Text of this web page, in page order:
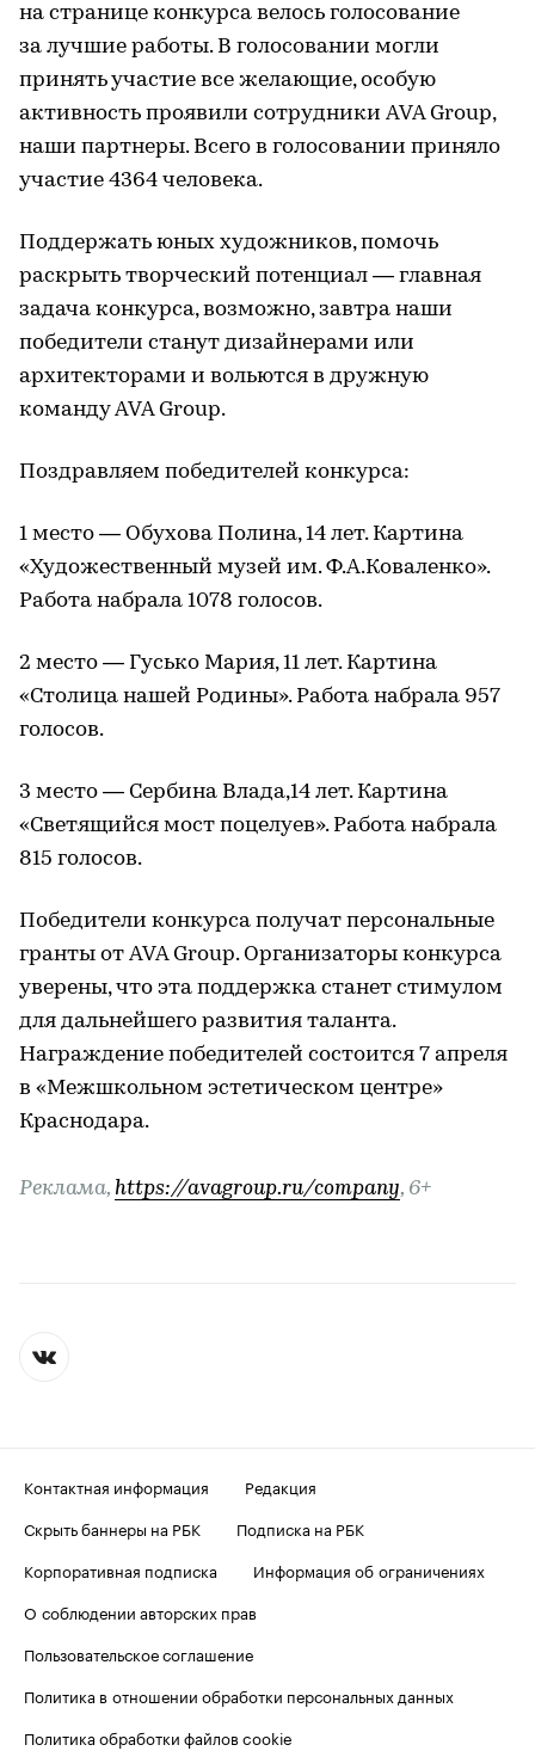
на странице конкурса велось голосование
за лучшие работы. В голосовании могли
принять участие все желающие, особую
активность проявили сотрудники AVA Group,
наши партнеры. Всего в голосовании приняло
участие 4364 человека.
Поддержать юных художников, помочь
раскрыть творческий потенциал — главная
задача конкурса, возможно, завтра наши
победители станут дизайнерами или
архитекторами и вольются в дружную
команду AVA Group.
Поздравляем победителей конкурса:
1 место — Обухова Полина, 14 лет. Картина
«Художественный музей им. Ф.А.Коваленко».
Работа набрала 1078 голосов.
2 место — Гусько Мария, 11 лет. Картина
«Столица нашей Родины». Работа набрала 957
голосов.
3 место — Сербина Влада,14 лет. Картина
«Светящийся мост поцелуев». Работа набрала
815 голосов.
Победители конкурса получат персональные
гранты от AVA Group. Организаторы конкурса
уверены, что эта поддержка станет стимулом
для дальнейшего развития таланта.
Награждение победителей состоится 7 апреля
в «Межшкольном эстетическом центре»
Краснодара.
Реклама, https://avagroup.ru/company, 6+
Контактная информация
Редакция
Скрыть баннеры на РБК
Подписка на РБК
Корпоративная подписка
Информация об ограничениях
О соблюдении авторских прав
Пользовательское соглашение
Политика в отношении обработки персональных данных
Политика обработки файлов cookie